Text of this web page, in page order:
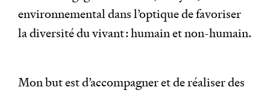
environnemental dans l’optique de favoriser
la diversité du vivant : humain et non-humain.
Mon but est d’accompagner et de réaliser des